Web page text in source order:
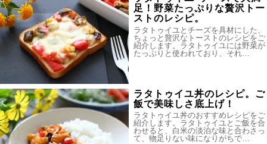
足！野菜たっぷりな贅沢トー
ストのレシピ。
ラタトゥイユとチーズを具材にした、
ちょっと贅沢なトーストのレシピをご
紹介します。ラタトゥイユには野菜が
たっぷりと使われており、それ…
ラタトゥイユ丼のレシピ。ご
飯で美味しさ底上げ！
ラタトゥイユ丼のおすすめレシピをご
紹介します。ラタトゥイユとご飯を合
わせると、白米の淡泊な味と合わさっ
て、物足りない味になりがちで…